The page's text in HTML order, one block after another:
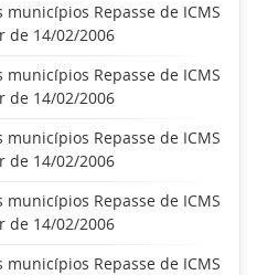
Repasse de ICMS
de 14/02/2006
Repasse de ICMS
de 14/02/2006
Repasse de ICMS
de 14/02/2006
Repasse de ICMS
de 14/02/2006
Repasse de ICMS